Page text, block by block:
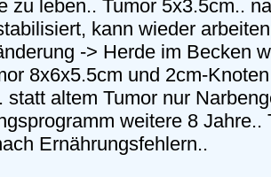
zu leben.. Tumor 5x3.5cm..
kann wieder
-> Herde im Becken
8x6x5.5cm und 2cm-
statt altem Tumor nur
weitere 8 Jahre..
Ernährungsfehlern..